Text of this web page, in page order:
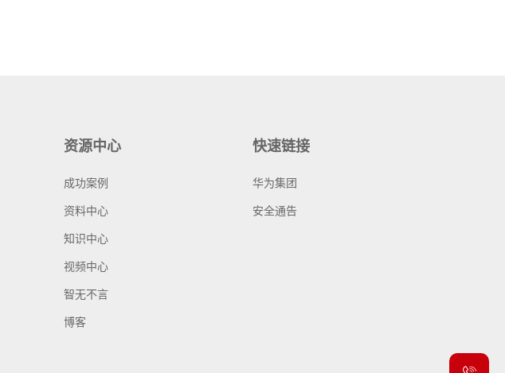
资源中心
成功案例
资料中心
知识中心
视频中心
智无不言
博客
快速链接
华为集团
安全通告